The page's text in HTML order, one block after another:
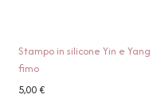
Stampo in silicone Yin e
fimo
5,00€